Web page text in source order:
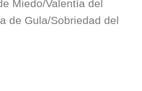
Miedo/Valentía del
de Gula/Sobriedad del